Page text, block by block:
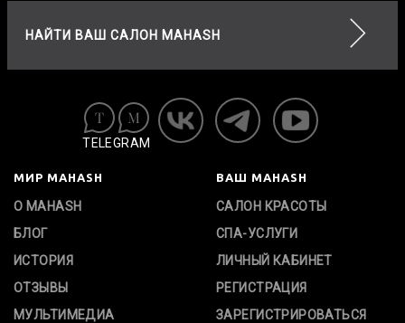
НАЙТИ ВАШ САЛОН MAHASH
TELEGRAM
МИР MAHASH
О MAHASH
БЛОГ
ИСТОРИЯ
ОТЗЫВЫ
МУЛЬТИМЕДИА
ВАШ MAHASH
САЛОН КРАСОТЫ
СПА-УСЛУГИ
ЛИЧНЫЙ КАБИНЕТ
РЕГИСТРАЦИЯ
ЗАРЕГИСТРИРОВАТЬСЯ